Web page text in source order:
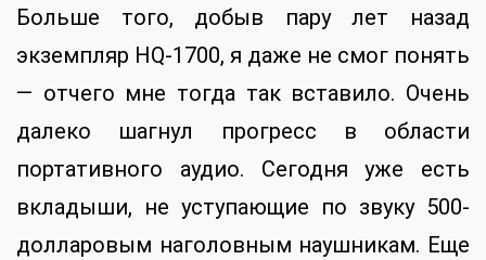
Больше того, добыв пару лет назад
экземпляр HQ-1700, я даже не смог понять
— отчего мне тогда так вставило. Очень
далеко шагнул прогресс в области
портативного аудио. Сегодня уже есть
вкладыши, не уступающие по звуку 500-
долларовым наголовным наушникам. Еще